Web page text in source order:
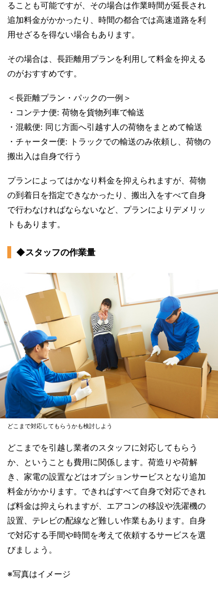
ることも可能ですが、その場合は作業時間が延長され
追加料金がかかったり、時間の都合では高速道路を利
用せざるを得ない場合もあります。
その場合は、長距離用プランを利用して料金を抑える
のがおすすめです。
＜長距離プラン・パックの一例＞
・コンテナ便: 荷物を貨物列車で輸送
・混載便: 同じ方面へ引越す人の荷物をまとめて輸送
・チャーター便: トラックでの輸送のみ依頼し、荷物の
搬出入は自身で行う
プランによってはかなり料金を抑えられますが、荷物
の到着日を指定できなかったり、搬出入をすべて自身
で行わなければならないなど、プランによりデメリッ
トもあります。
◆スタッフの作業量
どこまで対応してもらうかも検討しよう
どこまでを引越し業者のスタッフに対応してもらう
か、ということも費用に関係します。荷造りや荷解
き、家電の設置などはオプションサービスとなり追加
料金がかかります。できればすべて自身で対応できれ
ば料金は抑えられますが、エアコンの移設や洗濯機の
設置、テレビの配線など難しい作業もあります。自身
で対応する手間や時間を考えて依頼するサービスを選
びましょう。
※写真はイメージ